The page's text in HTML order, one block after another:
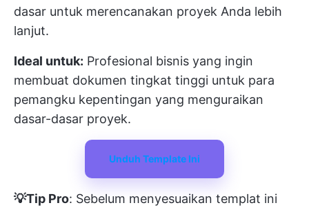
dasar untuk merencanakan proyek Anda lebih
lanjut.
Ideal untuk: Profesional bisnis yang ingin
membuat dokumen tingkat tinggi untuk para
pemangku kepentingan yang menguraikan
dasar-dasar proyek.
Unduh Template Ini
💡Tip Pro: Sebelum menyesuaikan templat ini